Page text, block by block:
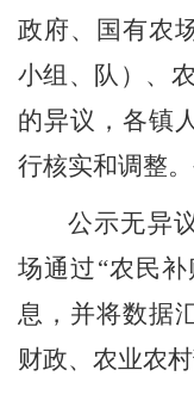
政府、国有农
小组、队）、
的异议，各镇
行核实和调整
公示无异
场通过“农民
息 ， 并将数据
财政、农业农村